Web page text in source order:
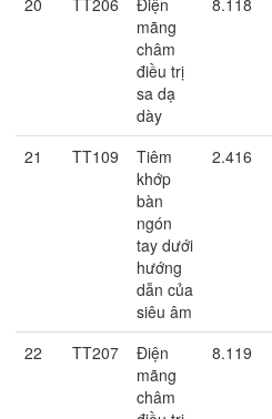
mãng
châm
điều trị
sa dạ
dày
21 TT109
Tiêm
khớp
bàn
ngón
tay dưới
hướng
dẫn của
siêu âm
2.416
22 TT207
Điện
mãng
châm
8.119